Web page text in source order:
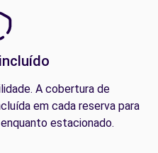
A cobertura de
em cada reserva para
estacionado.